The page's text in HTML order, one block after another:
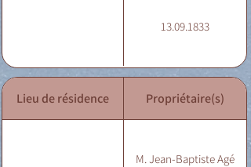
13.09.1833
Lieu de résidence Propriétaire(s)
M. Jean-Baptiste Agé